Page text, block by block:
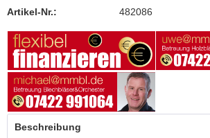
Artikel-Nr.: 482086
Beschreibung